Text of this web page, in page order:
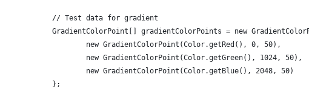
            // Test data for gradient
GradientColorPoint[] gradientColorPoints = new
                    new GradientColorPoint(Color.getRed(), 0, 50),
                    new GradientColorPoint(Color.getGreen(), 1024, 50),
                    new GradientColorPoint(Color.getBlue(), 2048, 50)
            };